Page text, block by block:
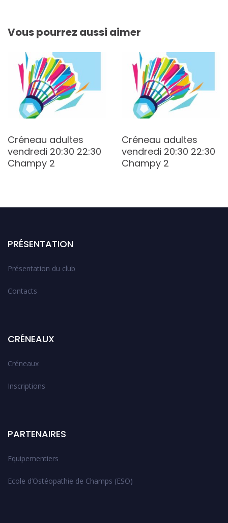
Vous pourrez aussi aimer
Créneau adultes
vendredi 20:30 22:30
Champy 2
Créneau adultes
vendredi 20:30 22:30
Champy 2
PRÉSENTATION
Présentation du club
Contacts
CRÉNEAUX
Créneaux
Inscriptions
PARTENAIRES
Equipementiers
Ecole d’Ostéopathie de Champs (ESO)